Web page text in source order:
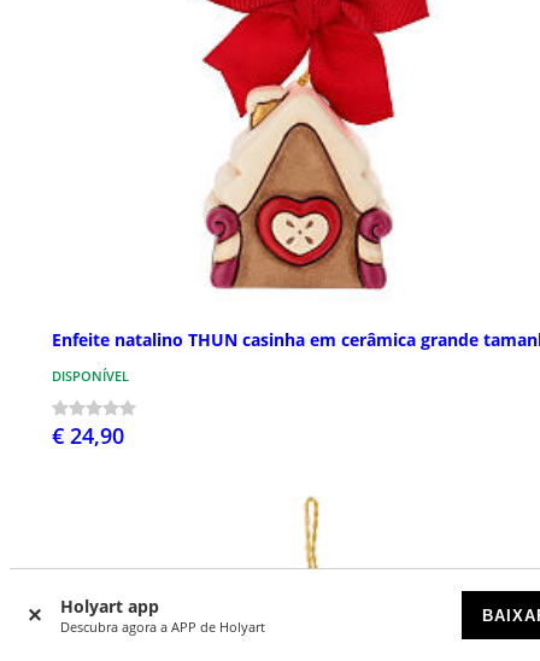
Holyart app
Descubra agora a APP de Holyart
Enfeite natalino THUN casinha em cerâmica grande
DISPONÍVEL
€ 24,90